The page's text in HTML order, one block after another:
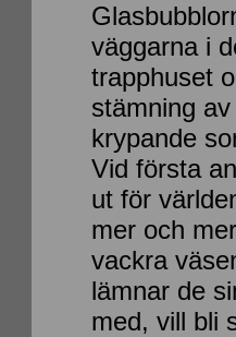
väggarna i
trapphuset
stämning
krypande
Vid första
ut för
mer och
vackra
lämnar de
med, vill bli